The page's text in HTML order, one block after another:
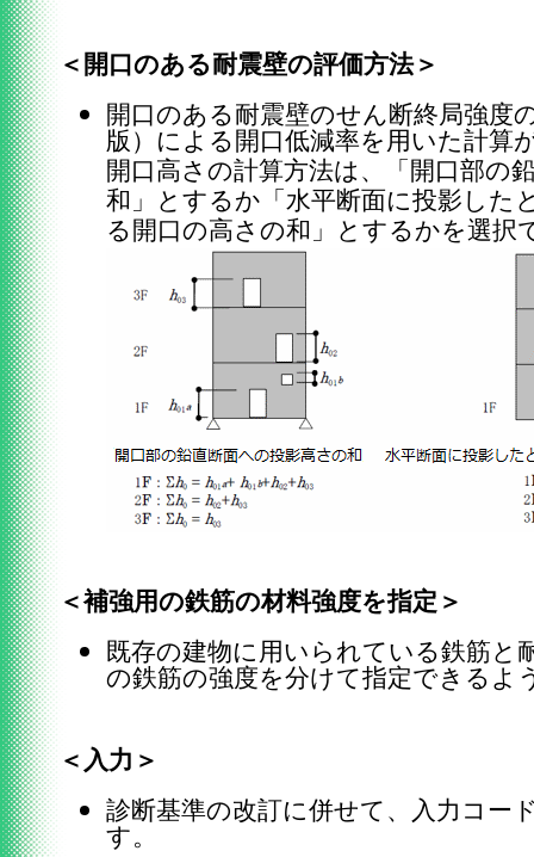
＜開口のある耐震壁の評価方法＞
開口のある耐震壁のせん断終局強度
版）による開口低減率を用いた計算
開口高さの計算方法は、「開口部の
和」とするか「水平断面に投影した
る開口の高さの和」とするかを選択
＜補強用の鉄筋の材料強度を指定＞
既存の建物に用いられている鉄筋と
の鉄筋の強度を分けて指定できるよ
＜入力＞
診断基準の改訂に併せて、入力コー
す。